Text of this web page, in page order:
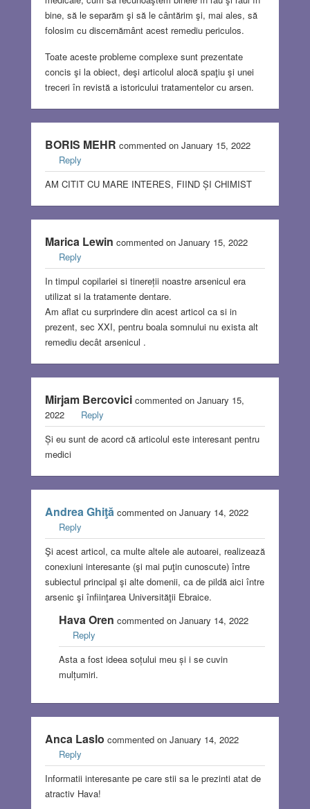
bine, să le separăm şi să le cântărim şi, mai ales, să
folosim cu discernământ acest remediu periculos.
Toate aceste probleme complexe sunt prezentate
concis şi la obiect, deşi articolul alocă spaţiu şi unei
treceri în revistă a istoricului tratamentelor cu arsen.
BORIS MEHR commented on January 15, 2022
Reply
AM CITIT CU MARE INTERES, FIIND ȘI CHIMIST
Marica Lewin commented on January 15, 2022
Reply
In timpul copilariei si tinereții noastre arsenicul era
utilizat si la tratamente dentare.
Am aflat cu surprindere din acest articol ca si in
prezent, sec XXI, pentru boala somnului nu exista alt
remediu decât arsenicul .
Mirjam Bercovicicommented on January 15,
2022
Reply
Și eu sunt de acord că articolul este interesant pentru
medici
Andrea Ghiţăcommented on January 14, 2022
Reply
Şi acest articol, ca multe altele ale autoarei, realizează
conexiuni interesante (şi mai puţin cunoscute) între
subiectul principal şi alte domenii, ca de pildă aici între
arsenic şi înfiinţarea Universităţii Ebraice.
Hava Oren commented on January 14, 2022
Reply
Asta a fost ideea soțului meu și i se cuvin
mulțumiri.
Anca Laslo commented on January 14, 2022
Reply
Informatii interesante pe care stii sa le prezinti atat de
atractiv Hava!